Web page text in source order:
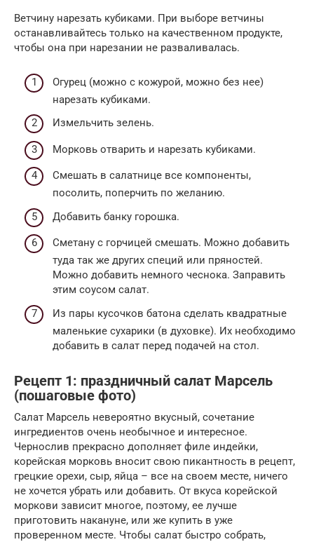
Ветчину нарезать кубиками. При выборе ветчины
останавливайтесь только на качественном продукте,
чтобы она при нарезании не разваливалась.
Огурец (можно с кожурой, можно без нее)
нарезать кубиками.
Измельчить зелень.
Морковь отварить и нарезать кубиками.
Смешать в салатнице все компоненты,
посолить, поперчить по желанию.
Добавить банку горошка.
Сметану с горчицей смешать. Можно добавить
туда так же других специй или пряностей.
Можно добавить немного чеснока. Заправить
этим соусом салат.
Из пары кусочков батона сделать квадратные
маленькие сухарики (в духовке). Их необходимо
добавить в салат перед подачей на стол.
Рецепт 1: праздничный салат Марсель
(пошаговые фото)
Салат Марсель невероятно вкусный, сочетание
ингредиентов очень необычное и интересное.
Чернослив прекрасно дополняет филе индейки,
корейская морковь вносит свою пикантность в рецепт,
грецкие орехи, сыр, яйца – все на своем месте, ничего
не хочется убрать или добавить. От вкуса корейской
моркови зависит многое, поэтому, ее лучше
приготовить накануне, или же купить в уже
проверенном месте. Чтобы салат быстро собрать,